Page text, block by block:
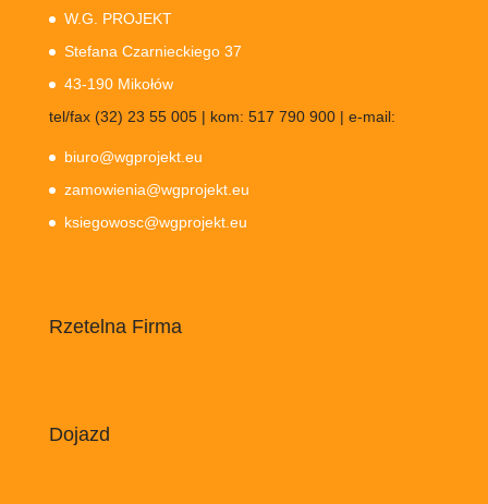
W.G. PROJEKT
Stefana Czarnieckiego 37
43-190 Mikołów
tel/fax (32) 23 55 005 | kom: 517 790 900 | e-mail:
biuro@wgprojekt.eu
zamowienia@wgprojekt.eu
ksiegowosc@wgprojekt.eu
Rzetelna Firma
Dojazd